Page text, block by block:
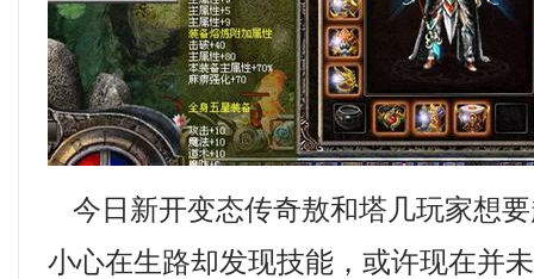
今日新开变态传奇敖和塔几玩家想
小心在生路却发现技能，或许现在并